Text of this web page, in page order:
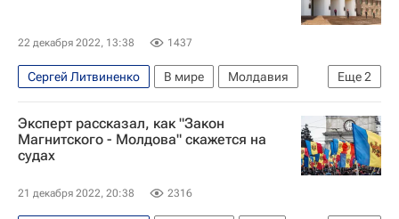
22 декабря 2022, 13:38 1437
Еще2
Сергей Литвиненко В мире
Молдавия
Украина
Москва
Эксперт рассказал, как "Закон
Магнитского - Молдова" скажется на
судах
21 декабря 2022, 20:38 2316